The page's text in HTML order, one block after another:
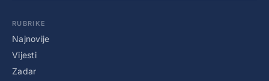
RUBRIKE
Najnovije
Vijesti
Zadar